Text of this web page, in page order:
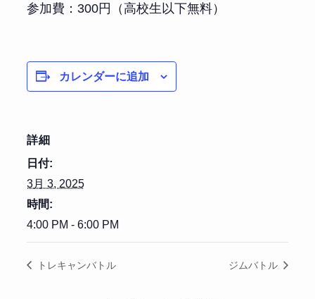
参加費：300円（高校生以下無料）
カレンダーに追加
詳細
日付:
3月 3, 2025
時間:
4:00 PM - 6:00 PM
トレキャンバトル ジムバトル